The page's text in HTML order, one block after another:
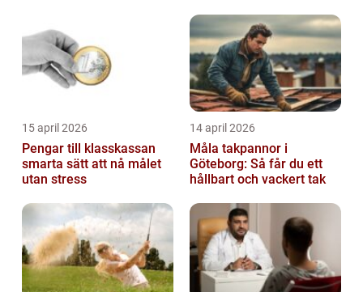
15 april 2026
Pengar till klasskassan
smarta sätt att nå målet
utan stress
14 april 2026
Måla takpannor i
Göteborg: Så får du ett
hållbart och vackert tak